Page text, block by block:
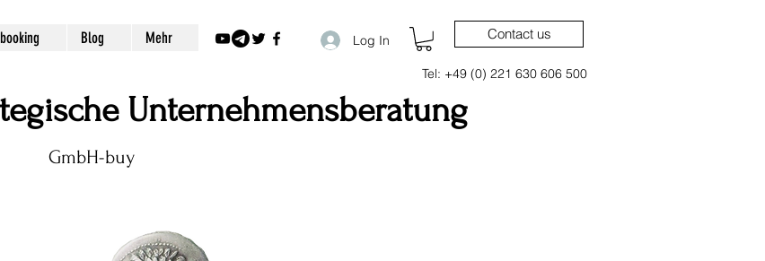
Blog Mehr Log In Contact us
Tel: +49 (0) 221 630 606 500
Unternehmensberatung
GmbH-buy